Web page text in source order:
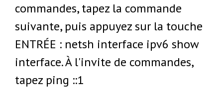
commandes, tapez la commande
suivante, puis appuyez sur la touche
ENTRÉE : netsh interface ipv6 show
interface. À l'invite de commandes,
tapez ping ::1